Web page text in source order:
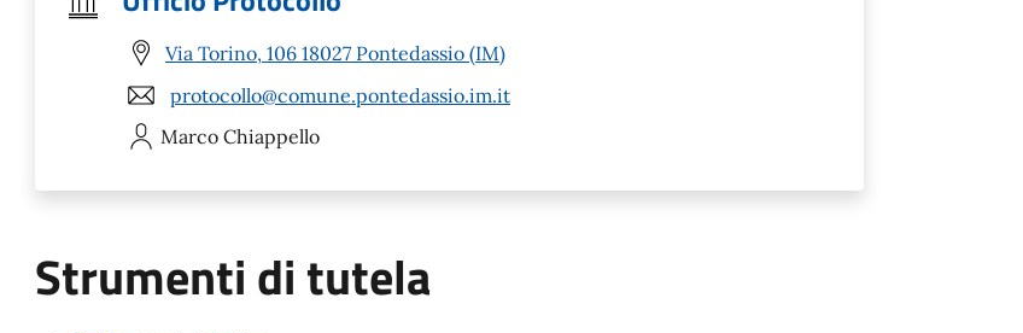
Via Torino, 106 18027 Pontedassio (IM)
protocollo@comune.pontedassio.im.it
Marco Chiappello
Strumenti di tutela